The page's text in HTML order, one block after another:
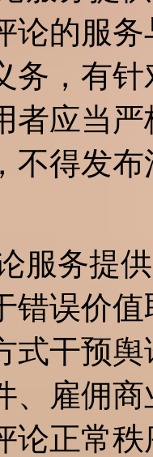
论的服
务，有
者应当
不得发
服务提
错误价
式干预
、雇佣
论正常